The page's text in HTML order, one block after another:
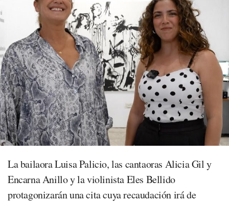
La bailaora Luisa Palicio, las cantaoras Alicia Gil y
Encarna Anillo y la violinista Eles Bellido
protagonizarán una cita cuya recaudación irá de